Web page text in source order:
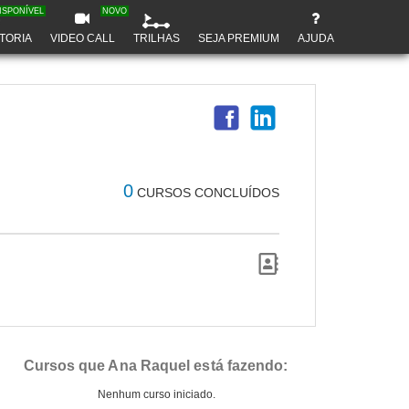
VIDEO CALL
NOVO
TRILHAS SEJA PREMIUM AJUDA
0 CURSOS CONCLUÍDOS
Cursos que Ana Raquel está fazendo:
Nenhum curso iniciado.